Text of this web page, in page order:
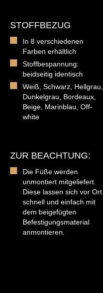
STOFFBEZUG
In 8 verschiedenen
Farben erhältlich
Stoffbespannung:
beidseitig identisch
Weiß, Schwarz, Hellgrau,
Dunkelgrau, Bordeaux,
Beige, Marinblau, Off-
white
ZUR BEACHTUNG:
Die Füße werden
unmontiert mitgeliefert.
Diese lassen sich vor Ort
schnell und einfach mit
dem beigefügten
Befestigungsmaterial
anmontieren.